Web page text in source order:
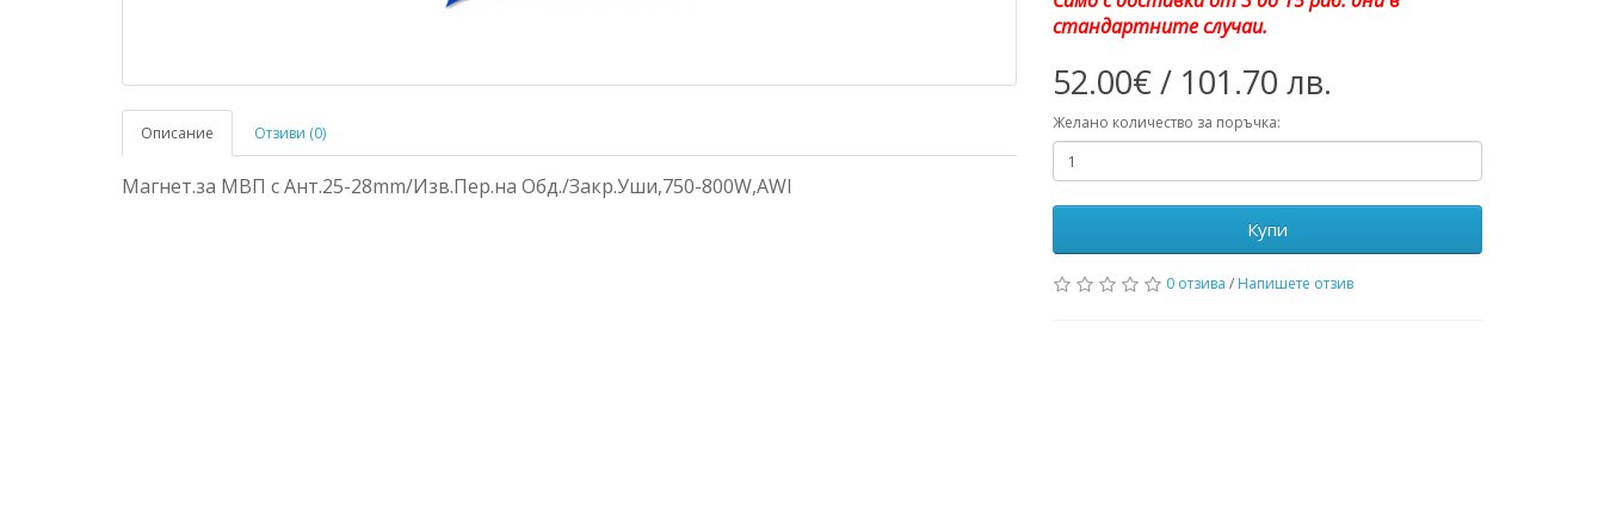
Описание Отзиви (0)
Магнет.за МВП с Ант.25-28mm/Изв.Пер.на Обд./Закр.Уши,750-800W,AWI
стандартните случаи.
52.00€ / 101.70 лв.
Желано количество за поръчка:
Купи
0 отзива / Напишете отзив